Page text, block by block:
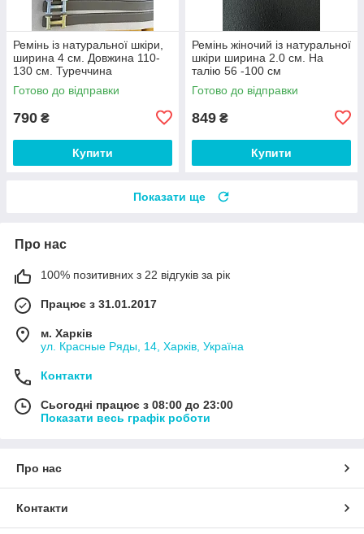
Ремінь із натуральної шкіри,
ширина 4 см. Довжина 110-
130 см. Туреччина
Готово до відправки
790 ₴
Купити
Ремінь жіночий із натуральної
шкіри ширина 2.0 см. На
талію 56 -100 см
Готово до відправки
849 ₴
Купити
Показати ще
Про нас
100% позитивних з 22 відгуків за рік
Працює з 31.01.2017
м. Харків
ул. Красные Ряды, 14, Харків, Україна
Контакти
Сьогодні працює з 08:00 до 23:00
Показати весь графік роботи
Про нас
Контакти